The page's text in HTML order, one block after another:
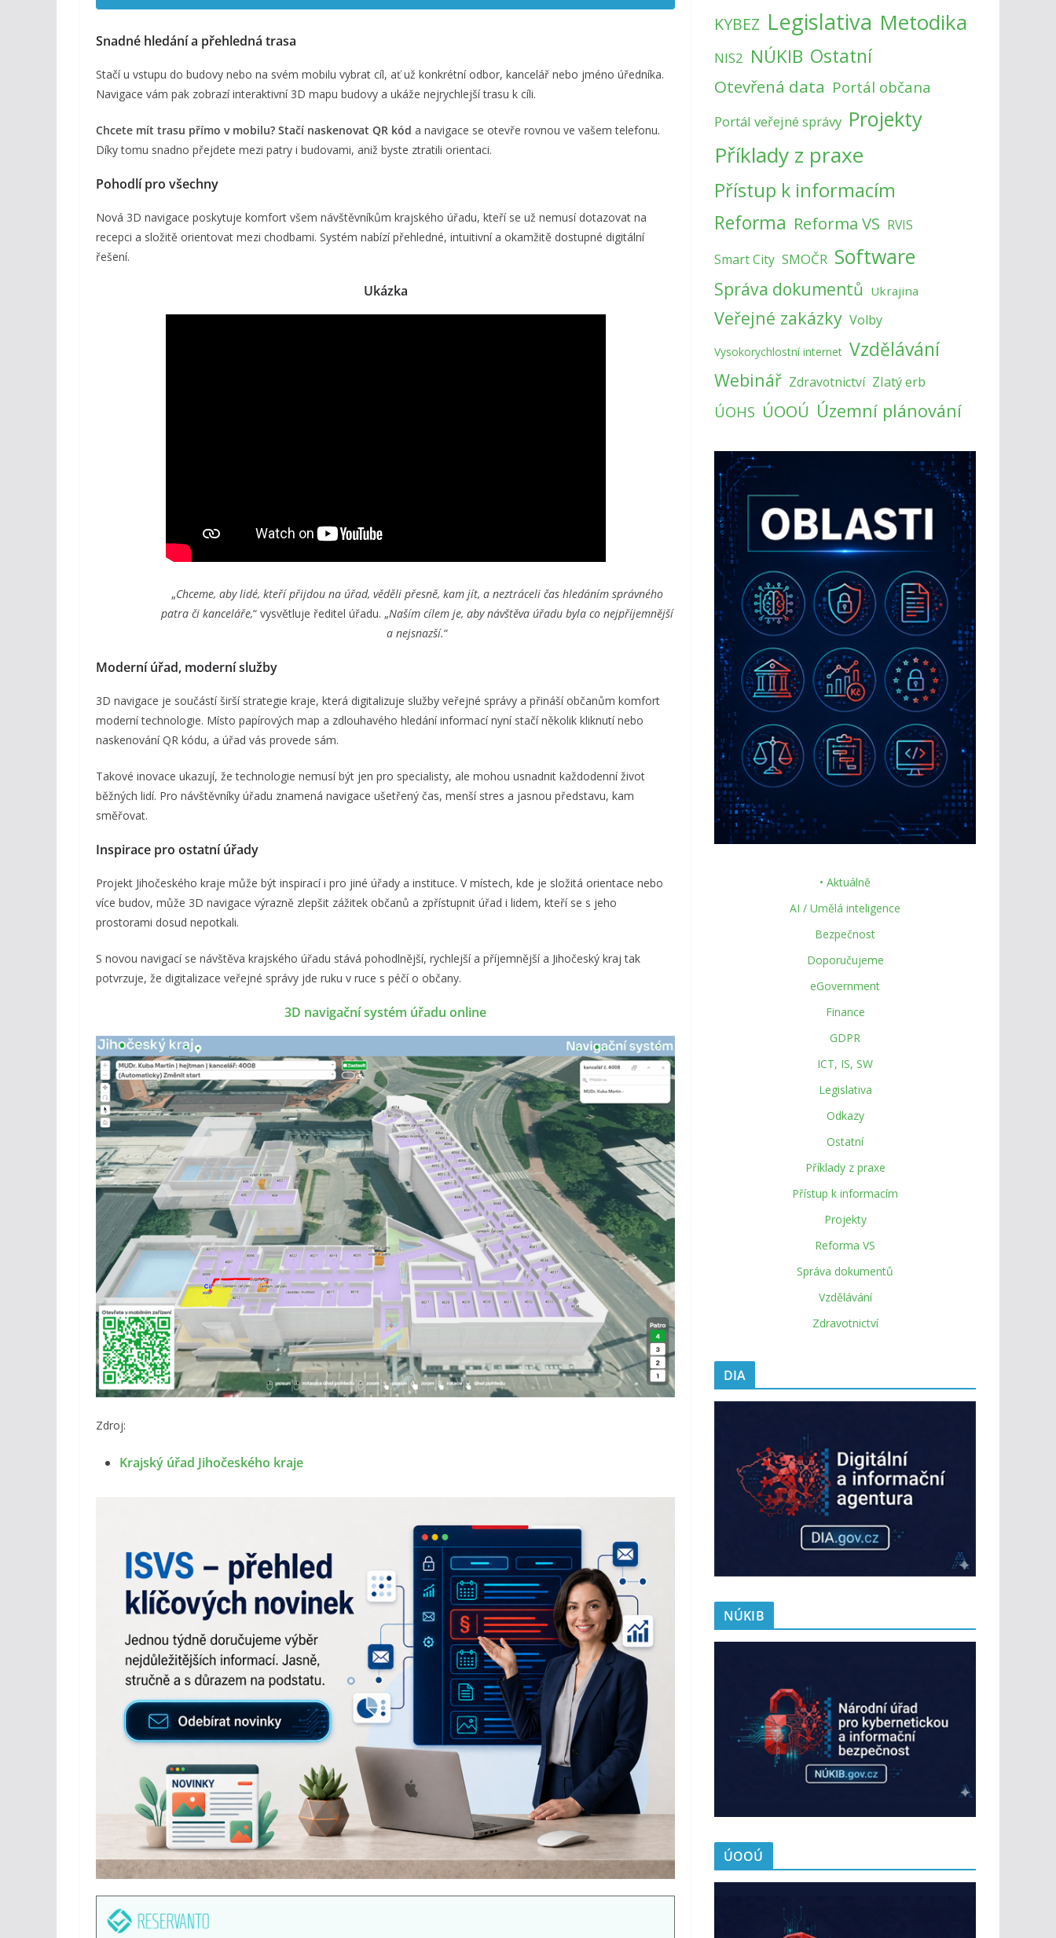
Snadné hledání a přehledná trasa
Stačí u vstupu do budovy nebo na svém mobilu vybrat cíl, ať už konkrétní odbor, kancelář nebo jméno úředníka.
Navigace vám pak zobrazí interaktivní 3D mapu budovy a ukáže nejrychlejší trasu k cíli.
Chcete mít trasu přímo v mobilu? Stačí naskenovat QR kód a navigace se otevře rovnou ve vašem telefonu.
Díky tomu snadno přejdete mezi patry i budovami, aniž byste ztratili orientaci.
Pohodlí pro všechny
Nová 3D navigace poskytuje komfort všem návštěvníkům krajského úřadu, kteří se už nemusí dotazovat na
recepci a složitě orientovat mezi chodbami. Systém nabízí přehledné, intuitivní a okamžitě dostupné digitální
řešení.
Ukázka
„Chceme, aby lidé, kteří přijdou na úřad, věděli přesně, kam jít, a neztráceli čas hledáním správného
patra či kanceláře,“ vysvětluje ředitel úřadu. „Naším cílem je, aby návštěva úřadu byla co nejpříjemnější
a nejsnazší.“
Moderní úřad, moderní služby
3D navigace je součástí širší strategie kraje, která digitalizuje služby veřejné správy a přináší občanům komfort
moderní technologie. Místo papírových map a zdlouhavého hledání informací nyní stačí několik kliknutí nebo
naskenování QR kódu, a úřad vás provede sám.
Takové inovace ukazují, že technologie nemusí být jen pro specialisty, ale mohou usnadnit každodenní život
běžných lidí. Pro návštěvníky úřadu znamená navigace ušetřený čas, menší stres a jasnou představu, kam
směřovat.
Inspirace pro ostatní úřady
Projekt Jihočeského kraje může být inspirací i pro jiné úřady a instituce. V místech, kde je složitá orientace nebo
více budov, může 3D navigace výrazně zlepšit zážitek občanů a zpřístupnit úřad i lidem, kteří se s jeho
prostorami dosud nepotkali.
S novou navigací se návštěva krajského úřadu stává pohodlnější, rychlejší a příjemnější a Jihočeský kraj tak
potvrzuje, že digitalizace veřejné správy jde ruku v ruce s péčí o občany.
3D navigační systém úřadu online
Zdroj:
Krajský úřad Jihočeského kraje
KYBEZ Legislativa Metodika
NIS2 NÚKIB Ostatní
Otevřená data Portál občana
Portál veřejné správy Projekty
Příklady z praxe
Přístup k informacím
Reforma Reforma VS RVIS
Smart City SMOČR Software
Správa dokumentů Ukrajina
Veřejné zakázky Volby
Vysokorychlostní internet Vzdělávání
Webinář Zdravotnictví Zlatý erb
ÚOHS ÚOOÚ Územní plánování
• Aktuálně
AI / Umělá inteligence
Bezpečnost
Doporučujeme
eGovernment
Finance
GDPR
ICT, IS, SW
Legislativa
Odkazy
Ostatní
Příklady z praxe
Přístup k informacím
Projekty
Reforma VS
Správa dokumentů
Vzdělávání
Zdravotnictví
DIA
NÚKIB
ÚOOÚ